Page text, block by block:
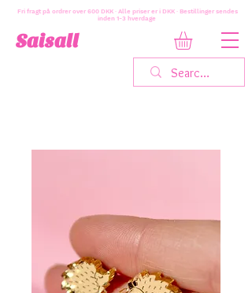
Saisall
Fri fragt på ordrer over 600 DKK · Alle priser er i DKK · Bestillinger sendes
inden 1-3 hverdage